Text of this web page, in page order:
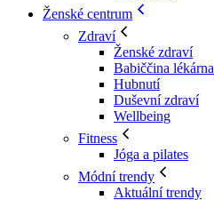
Ženské centrum
Zdraví
Ženské zdraví
Babiččina lékárna
Hubnutí
Duševní zdraví
Wellbeing
Fitness
Jóga a pilates
Módní trendy
Aktuální trendy